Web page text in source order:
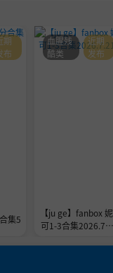
集5
期
布
【ju ge】fanbox 妮
可1-3合集2026.7.2
血腥残
酷类
近期
发布